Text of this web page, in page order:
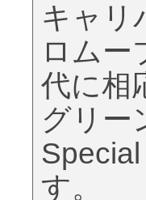
キャリ
ロムー
代に相
グリー
す。